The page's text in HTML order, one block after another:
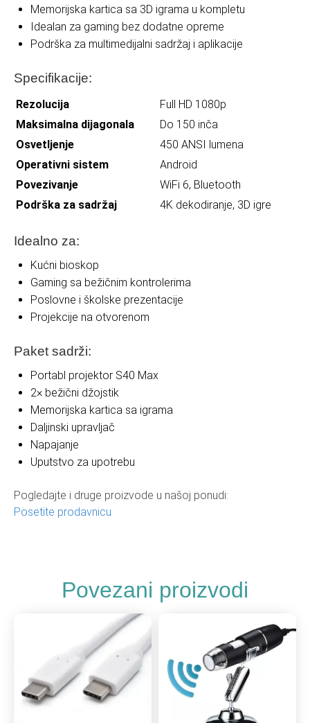
Memorijska kartica sa 3D igrama u kompletu
Idealan za gaming bez dodatne opreme
Podrška za multimedijalni sadržaj i aplikacije
Specifikacije:
Rezolucija
Full HD 1080p
Maksimalna dijagonala
Do 150 inča
Osvetljenje
450 ANSI lumena
Operativni sistem
Android
Povezivanje
WiFi 6, Bluetooth
Podrška za sadržaj
4K dekodiranje, 3D igre
Idealno za:
Kućni bioskop
Gaming sa bežičnim kontrolerima
Poslovne i školske prezentacije
Projekcije na otvorenom
Paket sadrži:
Portabl projektor S40 Max
2× bežični džojstik
Memorijska kartica sa igrama
Daljinski upravljač
Napajanje
Uputstvo za upotrebu
Pogledajte i druge proizvode u našoj ponudi:
Posetite prodavnicu
Povezani proizvodi